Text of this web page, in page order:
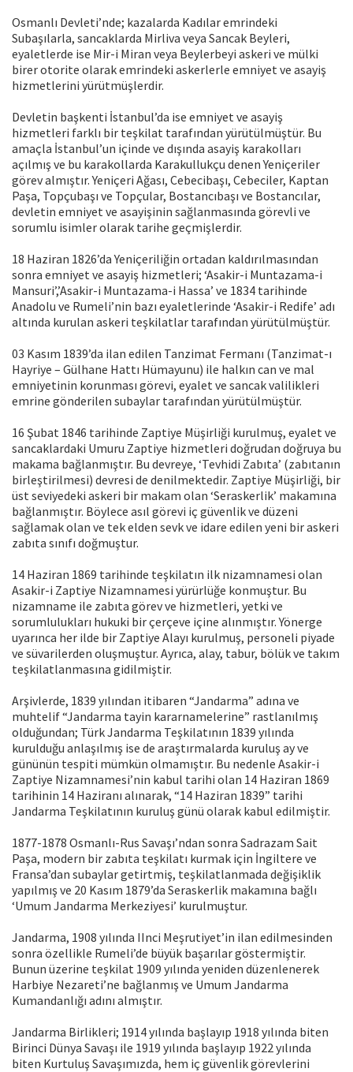
Osmanlı Devleti’nde; kazalarda Kadılar emrindeki
Subaşılarla, sancaklarda Mirliva veya Sancak Beyleri,
eyaletlerde ise Mir-i Miran veya Beylerbeyi askeri ve mülki
birer otorite olarak emrindeki askerlerle emniyet ve asayiş
hizmetlerini yürütmüşlerdir.
Devletin başkenti İstanbul’da ise emniyet ve asayiş
hizmetleri farklı bir teşkilat tarafından yürütülmüştür. Bu
amaçla İstanbul’un içinde ve dışında asayiş karakolları
açılmış ve bu karakollarda Karakullukçu denen Yeniçeriler
görev almıştır. Yeniçeri Ağası, Cebecibaşı, Cebeciler, Kaptan
Paşa, Topçubaşı ve Topçular, Bostancıbaşı ve Bostancılar,
devletin emniyet ve asayişinin sağlanmasında görevli ve
sorumlu isimler olarak tarihe geçmişlerdir.
18 Haziran 1826’da Yeniçeriliğin ortadan kaldırılmasından
sonra emniyet ve asayiş hizmetleri; ‘Asakir-i Muntazama-i
Mansuri’,’Asakir-i Muntazama-i Hassa’ ve 1834 tarihinde
Anadolu ve Rumeli’nin bazı eyaletlerinde ‘Asakir-i Redife’ adı
altında kurulan askeri teşkilatlar tarafından yürütülmüştür.
03 Kasım 1839’da ilan edilen Tanzimat Fermanı (Tanzimat-ı
Hayriye – Gülhane Hattı Hümayunu) ile halkın can ve mal
emniyetinin korunması görevi, eyalet ve sancak valilikleri
emrine gönderilen subaylar tarafından yürütülmüştür.
16 Şubat 1846 tarihinde Zaptiye Müşirliği kurulmuş, eyalet ve
sancaklardaki Umuru Zaptiye hizmetleri doğrudan doğruya bu
makama bağlanmıştır. Bu devreye, ‘Tevhidi Zabıta’ (zabıtanın
birleştirilmesi) devresi de denilmektedir. Zaptiye Müşirliği, bir
üst seviyedeki askeri bir makam olan ‘Seraskerlik’ makamına
bağlanmıştır. Böylece asıl görevi iç güvenlik ve düzeni
sağlamak olan ve tek elden sevk ve idare edilen yeni bir askeri
zabıta sınıfı doğmuştur.
14 Haziran 1869 tarihinde teşkilatın ilk nizamnamesi olan
Asakir-i Zaptiye Nizamnamesi yürürlüğe konmuştur. Bu
nizamname ile zabıta görev ve hizmetleri, yetki ve
sorumlulukları hukuki bir çerçeve içine alınmıştır. Yönerge
uyarınca her ilde bir Zaptiye Alayı kurulmuş, personeli piyade
ve süvarilerden oluşmuştur. Ayrıca, alay, tabur, bölük ve takım
teşkilatlanmasına gidilmiştir.
Arşivlerde, 1839 yılından itibaren “Jandarma” adına ve
muhtelif “Jandarma tayin kararnamelerine” rastlanılmış
olduğundan; Türk Jandarma Teşkilatının 1839 yılında
kurulduğu anlaşılmış ise de araştırmalarda kuruluş ay ve
gününün tespiti mümkün olmamıştır. Bu nedenle Asakir-i
Zaptiye Nizamnamesi’nin kabul tarihi olan 14 Haziran 1869
tarihinin 14 Haziranı alınarak, “14 Haziran 1839” tarihi
Jandarma Teşkilatının kuruluş günü olarak kabul edilmiştir.
1877-1878 Osmanlı-Rus Savaşı’ndan sonra Sadrazam Sait
Paşa, modern bir zabıta teşkilatı kurmak için İngiltere ve
Fransa’dan subaylar getirtmiş, teşkilatlanmada değişiklik
yapılmış ve 20 Kasım 1879’da Seraskerlik makamına bağlı
‘Umum Jandarma Merkeziyesi’ kurulmuştur.
Jandarma, 1908 yılında IInci Meşrutiyet’in ilan edilmesinden
sonra özellikle Rumeli’de büyük başarılar göstermiştir.
Bunun üzerine teşkilat 1909 yılında yeniden düzenlenerek
Harbiye Nezareti’ne bağlanmış ve Umum Jandarma
Kumandanlığı adını almıştır.
Jandarma Birlikleri; 1914 yılında başlayıp 1918 yılında biten
Birinci Dünya Savaşı ile 1919 yılında başlayıp 1922 yılında
biten Kurtuluş Savaşımızda, hem iç güvenlik görevlerini